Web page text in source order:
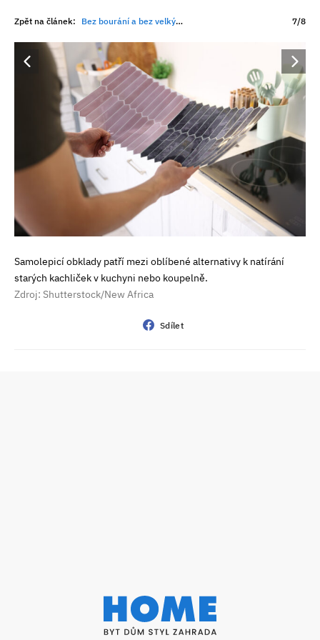
Zpět na článek: Bez bourání a bez velkých výdajů. Jak natřít kachličky, aby se barva neloupala 7/8
Samolepicí obklady patří mezi oblíbené alternativy k natírání
starých kachliček v kuchyni nebo koupelně.
Zdroj: Shutterstock/New Africa
Sdílet